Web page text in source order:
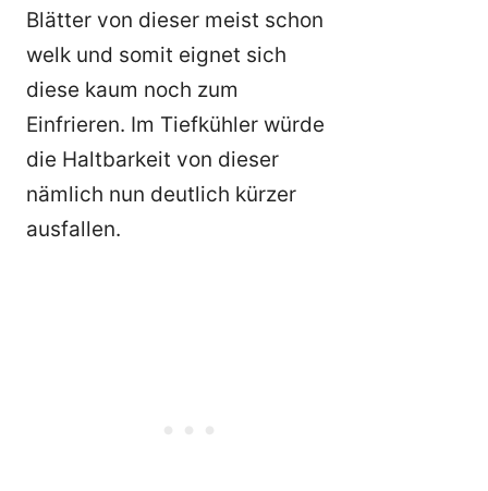
Blätter von dieser meist schon
welk und somit eignet sich
diese kaum noch zum
Einfrieren. Im Tiefkühler würde
die Haltbarkeit von dieser
nämlich nun deutlich kürzer
ausfallen.